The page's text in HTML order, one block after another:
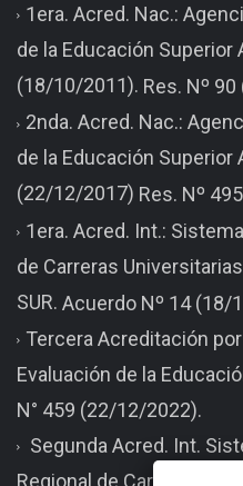
1era. Acred. Nac.:
de la Educación Superior
(18/10/2011). Res. Nº
2nda. Acred. Nac.:
de la Educación Superior
(22/12/2017) Res. Nº
1era. Acred. Int.:
de Carreras Universitarias
SUR. Acuerdo Nº 14 (18/
Tercera Acreditación
Evaluación de la
N° 459 (22/12/2022).
Segunda Acred. Int.
Regional de Carreras